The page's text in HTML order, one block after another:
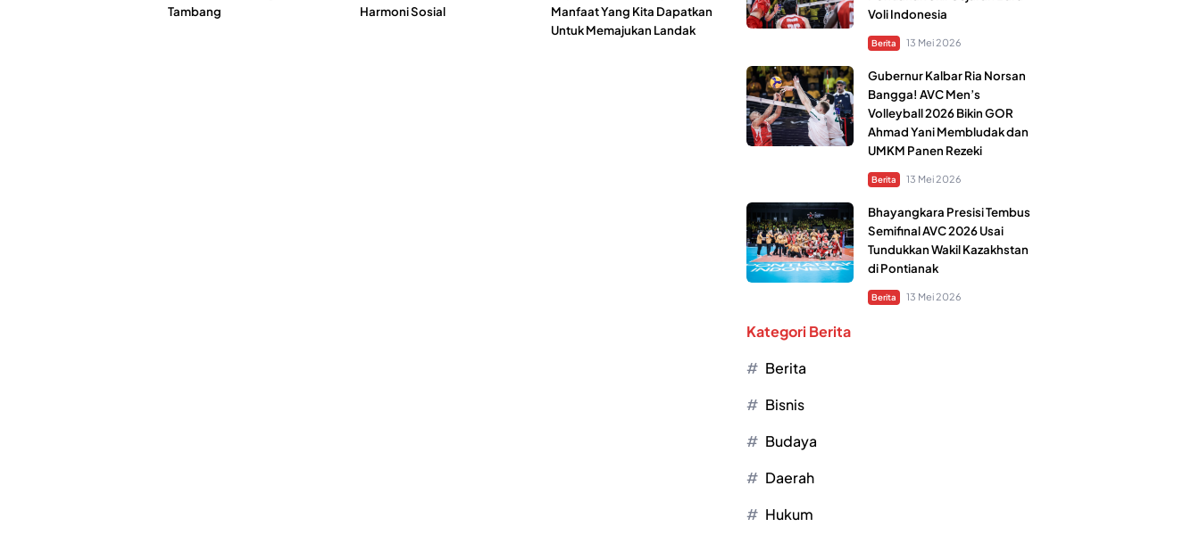
Tambang
Harmoni Sosial
Manfaat Yang Kita Dapatkan
Untuk Memajukan Landak
Voli Indonesia
Berita 13 Mei 2026
Gubernur Kalbar Ria Norsan
Bangga! AVC Men’s
Volleyball 2026 Bikin GOR
Ahmad Yani Membludak dan
UMKM Panen Rezeki
Berita 13 Mei 2026
Bhayangkara Presisi Tembus
Semifinal AVC 2026 Usai
Tundukkan Wakil Kazakhstan
di Pontianak
Berita 13 Mei 2026
Kategori Berita
Berita
Bisnis
Budaya
Daerah
Hukum